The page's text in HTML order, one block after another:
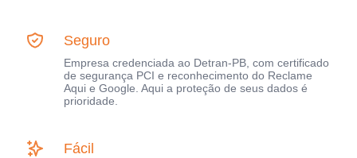
Seguro
Empresa credenciada ao Detran-PB, com certificado
de segurança PCI e reconhecimento do Reclame
Aqui e Google. Aqui a proteção de seus dados é
prioridade.
Fácil